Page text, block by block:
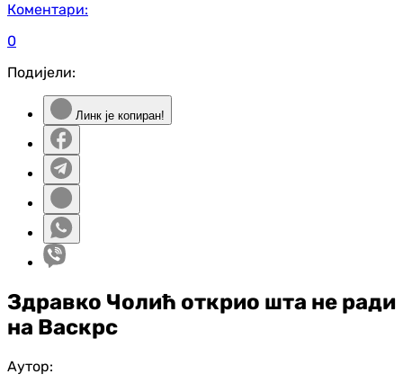
Коментари:
0
Подијели:
Линк је копиран!
Здравко Чолић открио шта не ради
на Васкрс
Аутор: